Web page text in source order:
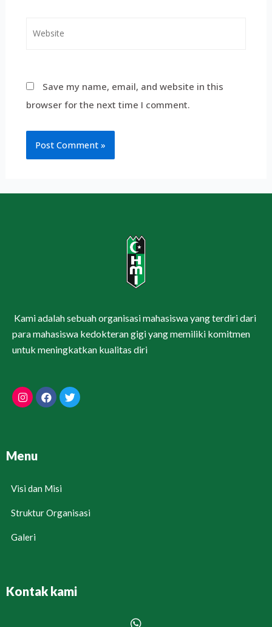
Save my name, email, and website in this
browser for the next time I comment.
Kami adalah sebuah organisasi mahasiswa yang terdiri dari
para mahasiswa kedokteran gigi yang memiliki komitmen
untuk meningkatkan kualitas diri
Menu
Visi dan Misi
Struktur Organisasi
Galeri
Kontak kami